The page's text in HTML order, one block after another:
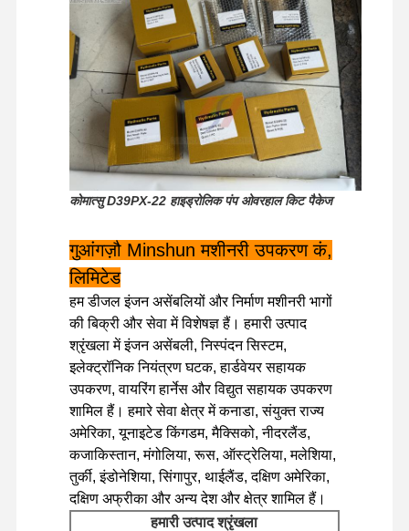
घर उत्पादों वीआर शो हमारे बारे में
फ़ैक्टरी टूर गुणवत्ता नियंत्रण हमसे संपर्क करें समाचार
मामले
कोमात्सु D39PX-22 हाइड्रोलिक पंप ओवरहाल किट पैकेज
गुआंगज़ौ Minshun मशीनरी उपकरण कं,
लिमिटेड
हम डीजल इंजन असेंबलियों और निर्माण मशीनरी भागों
की बिक्री और सेवा में विशेषज्ञ हैं। हमारी उत्पाद
श्रृंखला में इंजन असेंबली, निस्पंदन सिस्टम,
इलेक्ट्रॉनिक नियंत्रण घटक, हार्डवेयर सहायक
उपकरण, वायरिंग हार्नेस और विद्युत सहायक उपकरण
शामिल हैं। हमारे सेवा क्षेत्र में कनाडा, संयुक्त राज्य
अमेरिका, यूनाइटेड किंगडम, मैक्सिको, नीदरलैंड,
कजाकिस्तान, मंगोलिया, रूस, ऑस्ट्रेलिया, मलेशिया,
तुर्की, इंडोनेशिया, सिंगापुर, थाईलैंड, दक्षिण अमेरिका,
दक्षिण अफ्रीका और अन्य देश और क्षेत्र शामिल हैं।
हमारी उत्पाद श्रृंखला